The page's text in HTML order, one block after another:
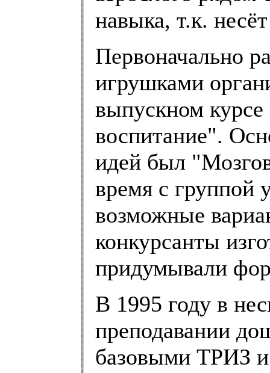
навыка, т.к.
Первоначально
игрушками
выпускном
воспитание".
идей был
время с группой
возможные
конкурсанты
придумывали
В 1995 году в
преподавании
базовыми ТРИЗ